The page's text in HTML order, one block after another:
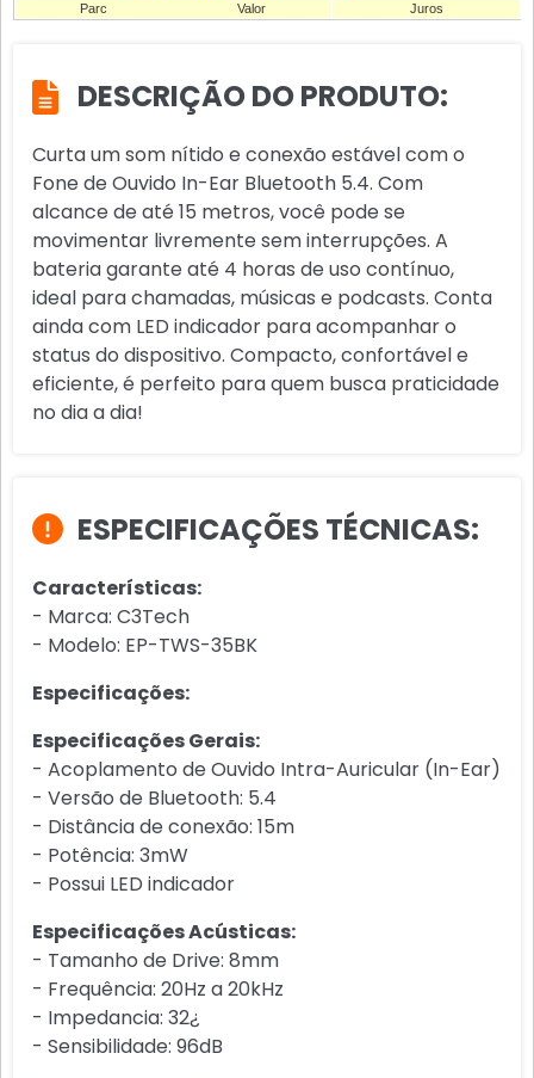
Parc Valor Juros
DESCRIÇÃO DO PRODUTO:
Curta um som nítido e conexão estável com o
Fone de Ouvido In-Ear Bluetooth 5.4. Com
alcance de até 15 metros, você pode se
movimentar livremente sem interrupções. A
bateria garante até 4 horas de uso contínuo,
ideal para chamadas, músicas e podcasts. Conta
ainda com LED indicador para acompanhar o
status do dispositivo. Compacto, confortável e
eficiente, é perfeito para quem busca praticidade
no dia a dia!
ESPECIFICAÇÕES TÉCNICAS:
Características:
- Marca: C3Tech
- Modelo: EP-TWS-35BK
Especificações:
Especificações Gerais:
- Acoplamento de Ouvido Intra-Auricular (In-Ear)
- Versão de Bluetooth: 5.4
- Distância de conexão: 15m
- Potência: 3mW
- Possui LED indicador
Especificações Acústicas:
- Tamanho de Drive: 8mm
- Frequência: 20Hz a 20kHz
- Impedancia: 32¿
- Sensibilidade: 96dB